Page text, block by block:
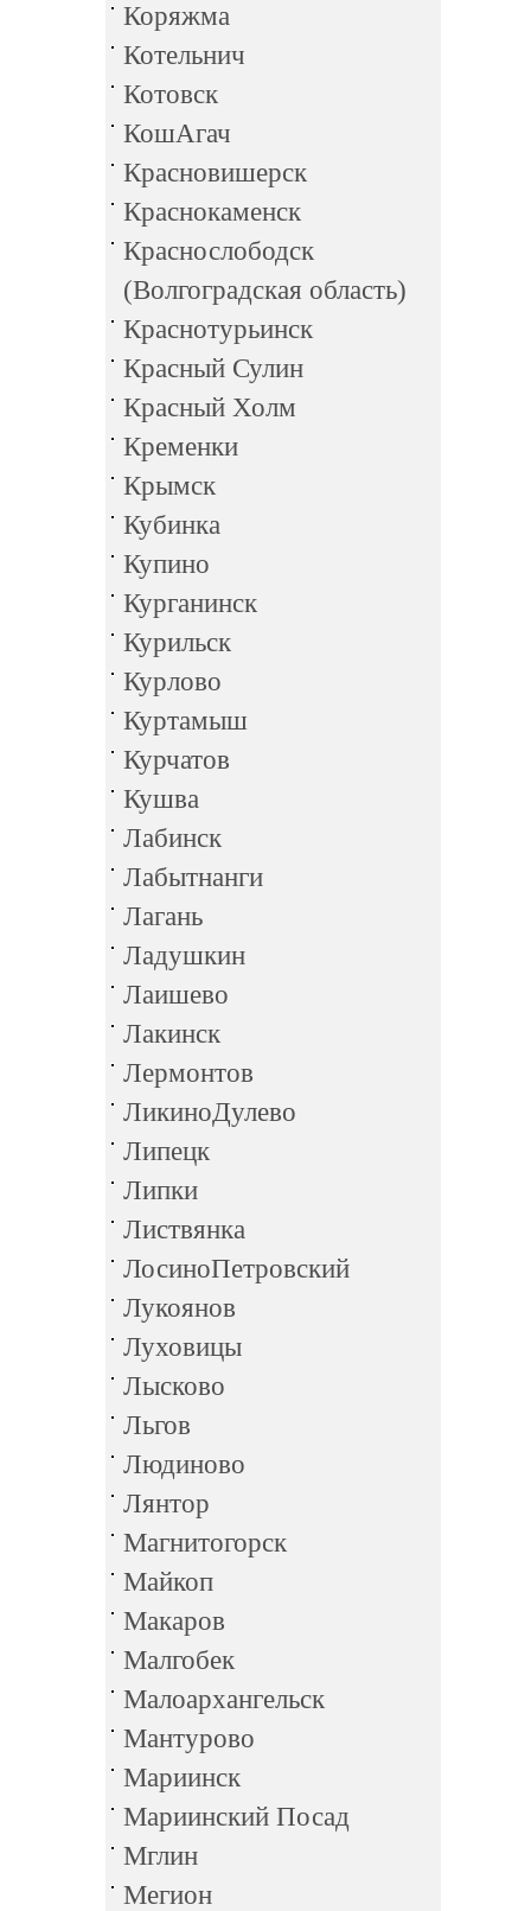
Коряжма
Котельнич
Котовск
КошАгач
Красновишерск
Краснокаменск
Краснослободск
(Волгоградская область)
Краснотурьинск
Красный Сулин
Красный Холм
Кременки
Крымск
Кубинка
Купино
Курганинск
Курильск
Курлово
Куртамыш
Курчатов
Кушва
Лабинск
Лабытнанги
Лагань
Ладушкин
Лаишево
Лакинск
Лермонтов
ЛикиноДулево
Липецк
Липки
Листвянка
ЛосиноПетровский
Лукоянов
Луховицы
Лысково
Льгов
Людиново
Лянтор
Магнитогорск
Майкоп
Макаров
Малгобек
Малоархангельск
Мантурово
Мариинск
Мариинский Посад
Мглин
Мегион